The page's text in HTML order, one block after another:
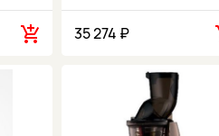
35 274 ₽